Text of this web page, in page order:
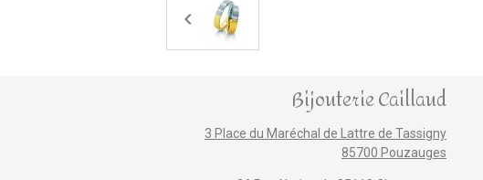
Bijouterie Caillaud
3 Place du Maréchal de Lattre de Tassigny
85700 Pouzauges